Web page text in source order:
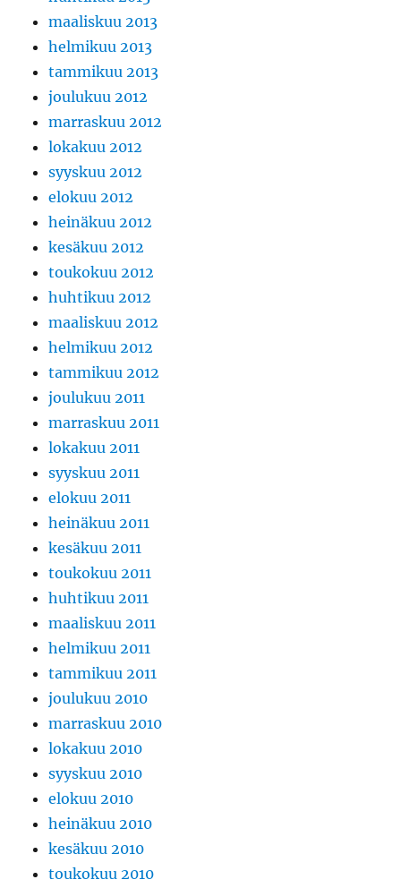
maaliskuu 2013
helmikuu 2013
tammikuu 2013
joulukuu 2012
marraskuu 2012
lokakuu 2012
syyskuu 2012
elokuu 2012
heinäkuu 2012
kesäkuu 2012
toukokuu 2012
huhtikuu 2012
maaliskuu 2012
helmikuu 2012
tammikuu 2012
joulukuu 2011
marraskuu 2011
lokakuu 2011
syyskuu 2011
elokuu 2011
heinäkuu 2011
kesäkuu 2011
toukokuu 2011
huhtikuu 2011
maaliskuu 2011
helmikuu 2011
tammikuu 2011
joulukuu 2010
marraskuu 2010
lokakuu 2010
syyskuu 2010
elokuu 2010
heinäkuu 2010
kesäkuu 2010
toukokuu 2010